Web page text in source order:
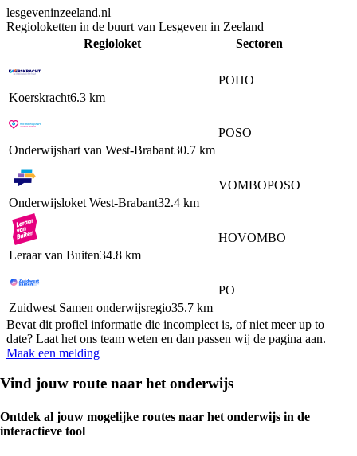
lesgeveninzeeland.nl
Regioloketten in de buurt van Lesgeven in Zeeland
Regioloket
Sectoren
Koerskracht6.3 km
POHO
Onderwijshart van West-Brabant30.7 km
POSO
Onderwijsloket West-Brabant32.4 km
VOMBOPOSO
Leraar van Buiten34.8 km
HOVOMBO
Zuidwest Samen onderwijsregio35.7 km
PO
Bevat dit profiel informatie die incompleet is, of niet meer up to
date? Laat het ons team weten en dan passen wij de pagina aan.
Maak een melding
Vind jouw route naar het onderwijs
Ontdek al jouw mogelijke routes naar het onderwijs in de
interactieve tool